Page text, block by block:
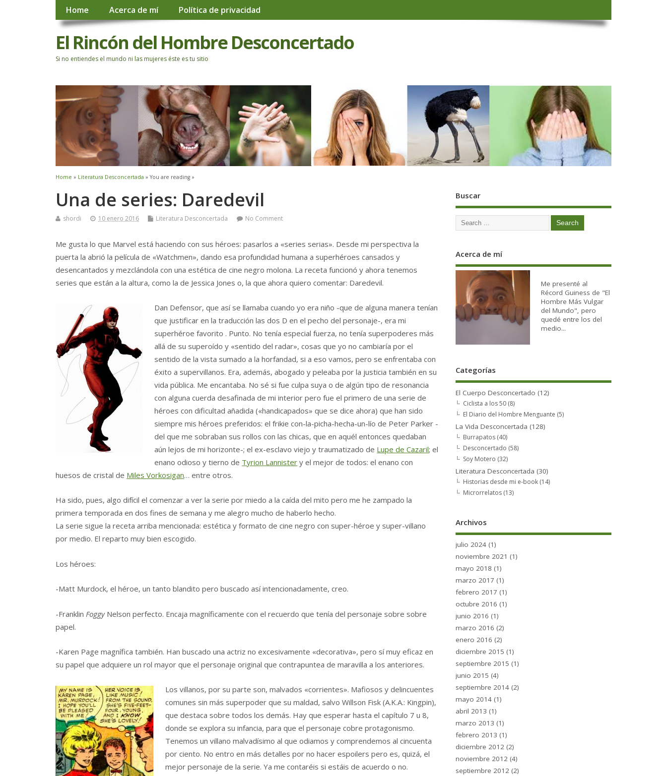
Home Acerca de mí Política de privacidad
El Rincón del Hombre Desconcertado
Si no entiendes el mundo ni las mujeres éste es tu sitio
Home » Literatura Desconcertada » You are reading »
Una de series: Daredevil
shordi 10 enero 2016 Literatura Desconcertada No Comment
Me gusta lo que Marvel está haciendo con sus héroes: pasarlos a «series serias». Desde mi perspectiva la
puerta la abrió la película de «Watchmen», dando esa profundidad humana a superhéroes cansados y
desencantados y mezclándola con una estética de cine negro molona. La receta funcionó y ahora tenemos
series que están a la altura, como la de Jessica Jones o, la que ahora quiero comentar: Daredevil.
Dan Defensor, que así se llamaba cuando yo era niño -que de alguna manera tenían
que justificar en la traducción las dos D en el pecho del personaje-, era mi
superhéroe favorito . Punto. No tenía especial fuerza, no tenía superpoderes más
allá de su superoído y «sentido del radar», cosas que yo no cambiaría por el
sentido de la vista sumado a la horfandad, si a eso vamos, pero se enfrentaba con
éxito a supervillanos. Era, además, abogado y peleaba por la justicia también en su
vida pública. Me encantaba. No sé si fue culpa suya o de algún tipo de resonancia
con alguna cuerda desafinada de mi interior pero fue el primero de una serie de
héroes con dificultad añadida («handicapados» que se dice ahora) que han sido
siempre mis héroes preferidos: el frikie con-la-picha-hecha-un-lío de Peter Parker -
del que me sobraban sus rollos con las chicas, que en aquél entonces quedaban
aún lejos de mi horizonte-; el ex-esclavo viejo y traumatizado de Lupe de Cazaril; el
enano odioso y tierno de Tyrion Lannister y el mejor de todos: el enano con
huesos de cristal de Miles Vorkosigan… entre otros.
Ha sido, pues, algo difícil el comenzar a ver la serie por miedo a la caída del mito pero me he zampado la
primera temporada en dos fines de semana y me alegro mucho de haberlo hecho.
La serie sigue la receta arriba mencionada: estética y formato de cine negro con super-héroe y super-villano
por medio. El reparto muy bien escogido.
Los héroes:
-Matt Murdock, el héroe, un tanto blandito pero buscado así intencionadamente, creo.
-Franklin FoggyNelson perfecto. Encaja magníficamente con el recuerdo que tenía del personaje sobre sobre
papel.
-Karen Page magnífica también. Han buscado una actriz no excesivamente «decorativa», pero sí muy eficaz en
su papel que adquiere un rol mayor que el personaje original que contrapuntea de maravilla a los anteriores.
Los villanos, por su parte son, malvados «corrientes». Mafiosos y delincuentes
comunes sin más superpoder que su maldad, salvo Willson Fisk (A.K.A.: Kingpin),
que destaca sobre todos los demás. Hay que esperar hasta el capítulo 7 u 8,
donde se explora su infancia, para que el personaje cobre protagonismo.
Tenemos un villano malvadísimo al que odiamos y comprendemos al cincuenta
por ciento. No entro en más detalles por no hacer espoilers pero es, quizá, el
mejor personaje de la serie. Ya me contaréis si estáis de acuerdo o no.
Buscar
Acerca de mí
Me presenté al
Récord Guiness de "El
Hombre Más Vulgar
del Mundo", pero
quedé entre los del
medio...
Categorías
El Cuerpo Desconcertado (12)
Ciclista a los 50 (8)
El Diario del Hombre Menguante (5)
La Vida Desconcertada (128)
Burrapatos (40)
Desconcertado (58)
Soy Motero (32)
Literatura Desconcertada (30)
Historias desde mi e-book (14)
Microrrelatos (13)
Archivos
julio 2024 (1)
noviembre 2021 (1)
mayo 2018 (1)
marzo 2017 (1)
febrero 2017 (1)
octubre 2016 (1)
junio 2016 (1)
marzo 2016 (2)
enero 2016 (2)
diciembre 2015 (1)
septiembre 2015 (1)
junio 2015 (4)
septiembre 2014 (2)
mayo 2014 (1)
abril 2013 (1)
marzo 2013 (1)
febrero 2013 (1)
diciembre 2012 (2)
noviembre 2012 (4)
septiembre 2012 (2)